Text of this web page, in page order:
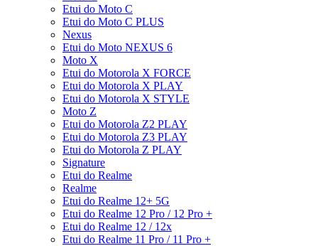
Etui do Moto C
Etui do Moto C PLUS
Nexus
Etui do Moto NEXUS 6
Moto X
Etui do Motorola X FORCE
Etui do Motorola X PLAY
Etui do Motorola X STYLE
Moto Z
Etui do Motorola Z2 PLAY
Etui do Motorola Z3 PLAY
Etui do Motorola Z PLAY
Signature
Etui do Realme
Realme
Etui do Realme 12+ 5G
Etui do Realme 12 Pro / 12 Pro +
Etui do Realme 12 / 12x
Etui do Realme 11 Pro / 11 Pro +